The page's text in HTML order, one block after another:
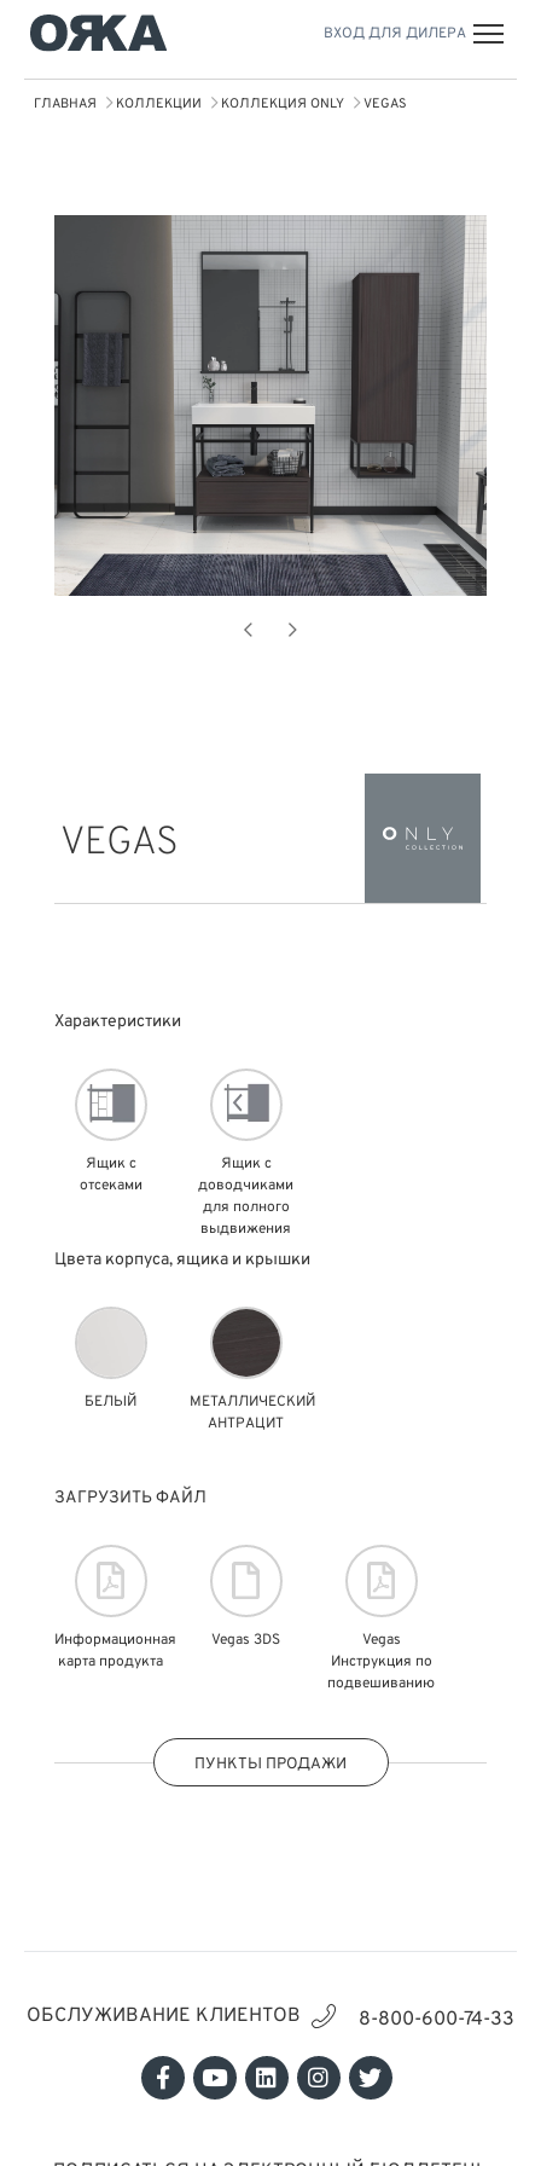
ВХОД ДЛЯ ДИЛЕРА
ГЛАВНАЯ КОЛЛЕКЦИИ КОЛЛЕКЦИЯ ONLY VEGAS
VEGAS
Характеристики
Ящик с
отсеками
Ящик с
доводчиками
для полного
выдвижения
Цвета корпуса, ящика и крышки
БЕЛЫЙ
МЕТАЛЛИЧЕСКИЙ
АНТРАЦИТ
ЗАГРУЗИТЬ ФАЙЛ
Информационная
карта продукта
Vegas 3DS
Vegas
Инструкция по
подвешиванию
ПУНКТЫ ПРОДАЖИ
ОБСЛУЖИВАНИЕ КЛИЕНТОВ 8-800-600-74-33